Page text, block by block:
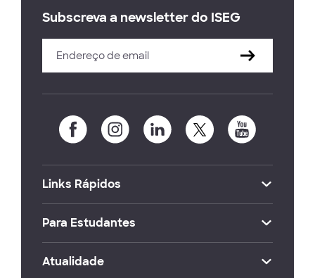
Subscreva a newsletter do ISEG
Links Rápidos
Para Estudantes
Atualidade